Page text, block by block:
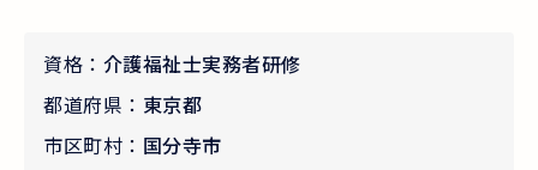
資格： 介護福祉士実務者研修
都道府県： 東京都
市区町村： 国分寺市